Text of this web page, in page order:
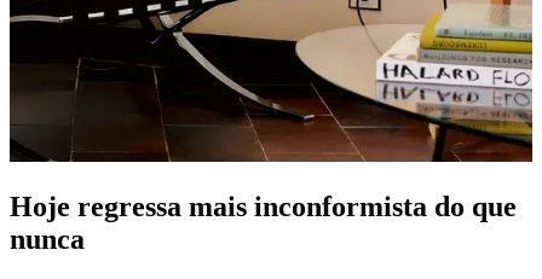
Hoje regressa mais inconformista do que
nunca